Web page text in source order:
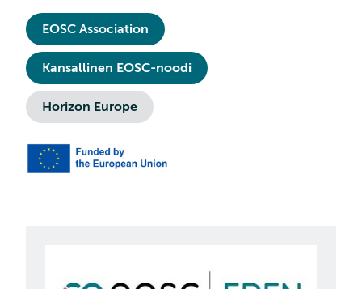
EOSC Association
Kansallinen EOSC-noodi
Horizon Europe